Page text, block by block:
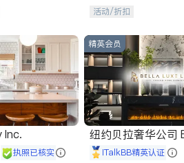
活动/折扣
Inc.
执照已核实
精英会员
纽约贝拉奢华公司 BELLA LUX
E iTalkBB精英认证